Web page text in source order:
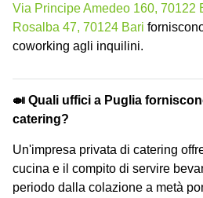
Via Principe Amedeo 160, 70122
Rosalba 47, 70124 Bari
coworking agli inquilini.
🍛 Quali uffici a Puglia
catering?
Un'impresa privata di catering
cucina e il compito di servire
periodo dalla colazione a metà